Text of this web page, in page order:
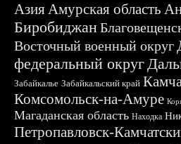
АзияАмурская область
Биробиджан
Восточный военный округ
федеральный округ
Забайкалье Забайкальский край
Комсомольск-на-Амуре
Магаданская область Находка
Петропавловск-